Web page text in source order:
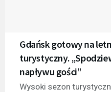
Gdańsk gotowy na
turystyczny.
napływu gości”
Wysoki sezon